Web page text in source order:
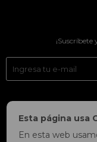
Esta página usa
En esta web
¡Suscríbete